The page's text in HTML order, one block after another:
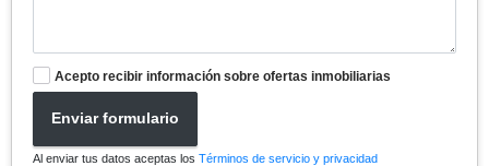
Acepto recibir información sobre ofertas inmobiliarias
Enviar formulario
Al enviar tus datos aceptas los Términos de servicio y privacidad